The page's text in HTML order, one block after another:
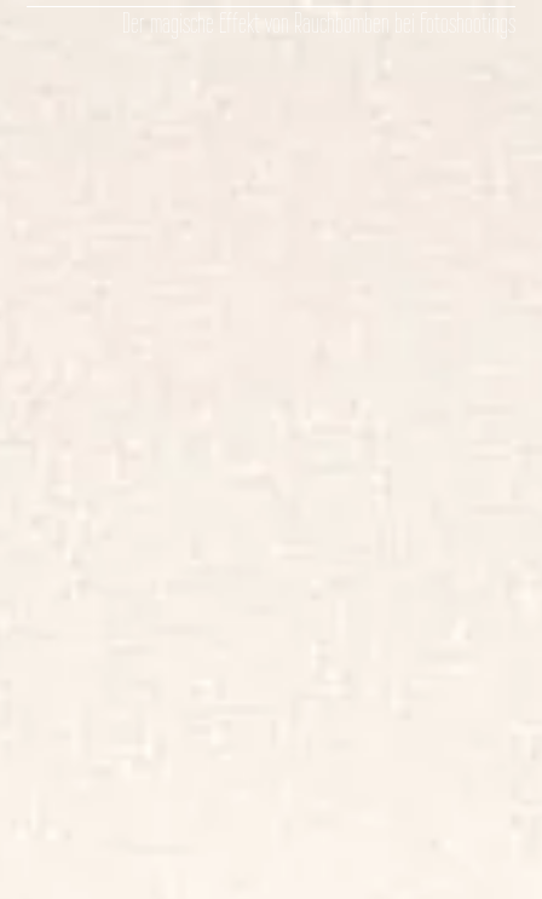
Der magische Effekt von Rauchbomben bei Fotoshootings